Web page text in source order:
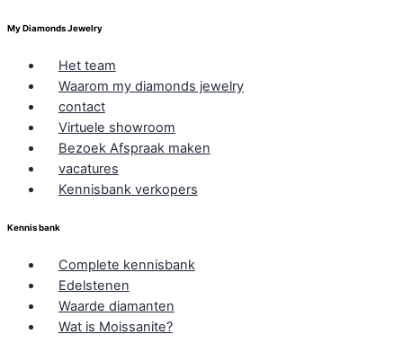
My Diamonds Jewelry
Het team
Waarom my diamonds jewelry
contact
Virtuele showroom
Bezoek Afspraak maken
vacatures
Kennisbank verkopers
Kennis bank
Complete kennisbank
Edelstenen
Waarde diamanten
Wat is Moissanite?